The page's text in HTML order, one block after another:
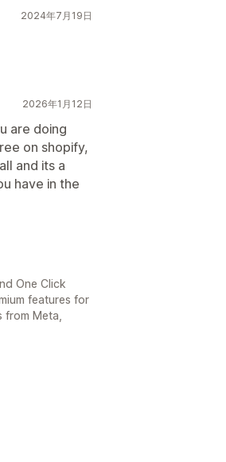
2024年7月19日
2026年1月12日
are doing
on shopify,
and its a
have in the
One Click
features for
Meta,